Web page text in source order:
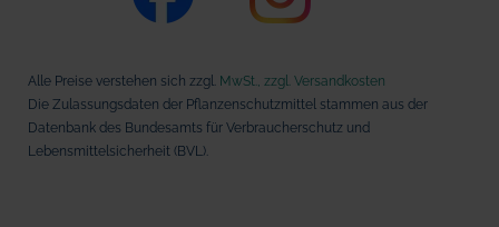
Alle Preise verstehen sich zzgl. MwSt., zzgl. Versandkosten
Die Zulassungsdaten der Pflanzenschutzmittel stammen aus der
Datenbank des Bundesamts für Verbraucherschutz und
Lebensmittelsicherheit (BVL).